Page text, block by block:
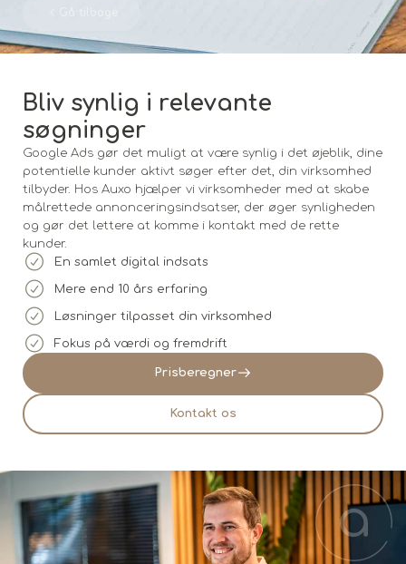
Bliv synlig i relevante
søgninger
Google Ads gør det muligt at være synlig i det øjeblik, dine
potentielle kunder aktivt søger efter det, din virksomhed
tilbyder. Hos Auxo hjælper vi virksomheder med at skabe
målrettede annonceringsindsatser, der øger synligheden
og gør det lettere at komme i kontakt med de rette
kunder.
En samlet digital indsats
Mere end 10 års erfaring
Løsninger tilpasset din virksomhed
Fokus på værdi og fremdrift
Prisberegner
Kontakt os